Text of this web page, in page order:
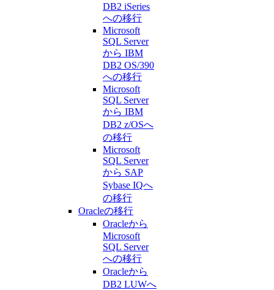
DB2 iSeries
への移行
Microsoft
SQL Server
から IBM
DB2 OS/390
への移行
Microsoft
SQL Server
から IBM
DB2 z/OSへ
の移行
Microsoft
SQL Server
から SAP
Sybase IQへ
の移行
Oracleの移行
Oracleから
Microsoft
SQL Server
への移行
Oracleから
DB2 LUWへ